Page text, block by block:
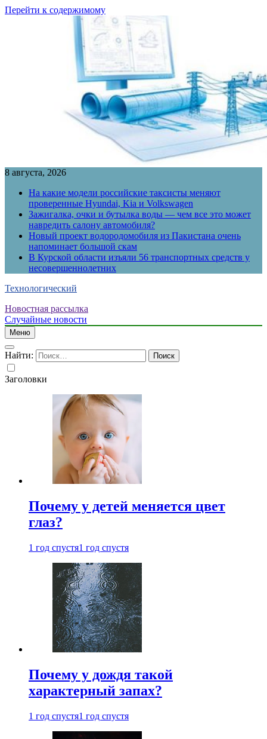
Перейти к содержимому
8 августа, 2026
На какие модели российские таксисты меняют
проверенные Hyundai, Kia и Volkswagen
Зажигалка, очки и бутылка воды — чем все это может
навредить салону автомобиля?
Новый проект водородомобиля из Пакистана очень
напоминает большой скам
В Курской области изъяли 56 транспортных средств у
несовершеннолетних
Технологический
Новостная рассылка
Случайные новости
Меню
Найти:
Заголовки
Почему у детей меняется цвет
глаз?
1 год спустя1 год спустя
Почему у дождя такой
характерный запах?
1 год спустя1 год спустя